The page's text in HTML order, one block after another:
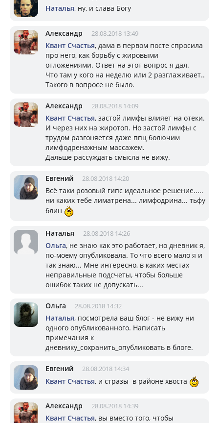
Наталья, ну, и слава Богу
Александр 28.08.2018 13:49
Квант Счастья, дама в первом посте спросила
про него, как борьбу с жировыми
отложениями. Ответ на этот вопрос я дал.
Что там у кого на неделю или 2 разглаживает..
Такого в вопросе не было.
Александр 28.08.2018 14:09
Квант Счастья, застой лимфы влияет на отеки.
И через них на жиротоп. Но застой лимфы с
трудом разгоняется даже ппц болючим
лимфодренажным массажем.
Дальше рассуждать смысла не вижу.
Евгений 28.08.2018 14:20
Всё таки розовый гипс идеальное решение.....
ни каких тебе лиматрена... лимфодрина... тьфу
блин
Наталья 28.08.2018 14:26
Ольга, не знаю как это работает, но дневник я,
по-моему опубликовала. То что всего мало я и
так знаю... Мне интересно, в каких местах
неправильные подсчеты, чтобы больше
ошибок таких не допускать...
Ольга 28.08.2018 14:32
Наталья, посмотрела ваш блог - не вижу ни
одного опубликованного. Написать
примечания к
дневнику_сохранить_опубликовать в блоге.
Евгений 28.08.2018 14:34
Квант Счастья, и стразы в районе хвоста
Александр 28.08.2018 14:39
Квант Счастья, вы вместо того, чтобы